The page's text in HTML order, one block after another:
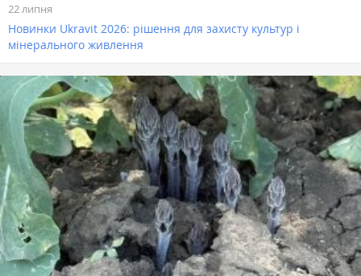
22 липня
Новинки Ukravit 2026: рішення для захисту культур і
мінерального живлення